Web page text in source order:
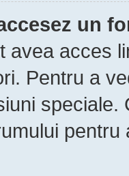
un
avea acces
Pentru a
pentru